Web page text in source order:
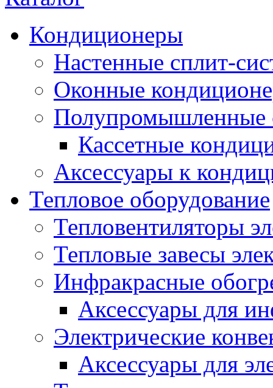
Кондиционеры
Настенные сплит-
Оконные
Полупромышленные
Кассетные
Аксессуары к
Тепловое оборудование
Тепловентиляторы
Тепловые завесы
Инфракрасные
Аксессуары для
Электрические
Аксессуары для